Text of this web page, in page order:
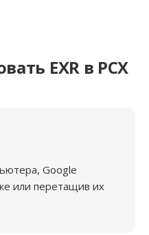
EXR в PCX
Google
или перетащив их